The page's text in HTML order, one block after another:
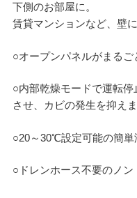
下側のお部屋に。
賃貸マンションなど、壁
○オープンパネルがまるご
○内部乾燥モードで運転
させ、カビの発生を抑えま
○20～30℃設定可能の簡単
○ドレンホース不要のノン